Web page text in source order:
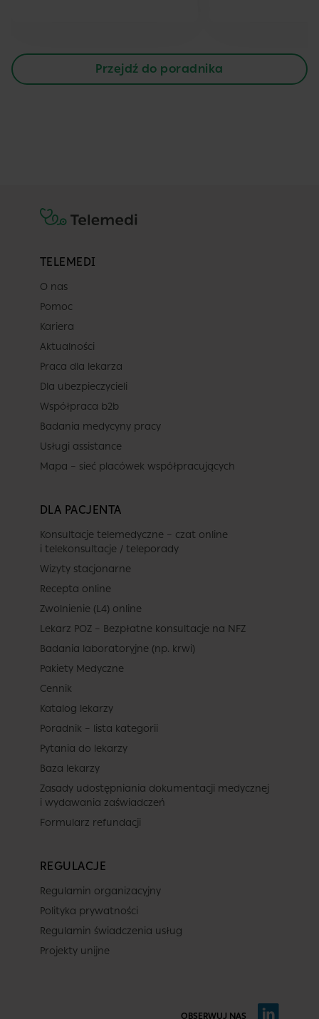
Przejdź do poradnika
TELEMEDI
O nas
Pomoc
Kariera
Aktualności
Praca dla lekarza
Dla ubezpieczycieli
Współpraca b2b
Badania medycyny pracy
Usługi assistance
Mapa – sieć placówek współpracujących
DLA PACJENTA
Konsultacje telemedyczne – czat online
i telekonsultacje / teleporady
Wizyty stacjonarne
Recepta online
Zwolnienie (L4) online
Lekarz POZ – Bezpłatne konsultacje na NFZ
Badania laboratoryjne (np. krwi)
Pakiety Medyczne
Cennik
Katalog lekarzy
Poradnik – lista kategorii
Pytania do lekarzy
Baza lekarzy
Zasady udostępniania dokumentacji medycznej
i wydawania zaświadczeń
Formularz refundacji
REGULACJE
Regulamin organizacyjny
Polityka prywatności
Regulamin świadczenia usług
Projekty unijne
OBSERWUJ NAS